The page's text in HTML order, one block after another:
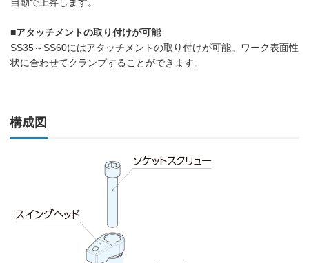
■アタッチメントの取り付けが可能
SS35～SS60にはアタッチメントの取り付けが可能。ワーク表面性
状に合わせてクランプすることができます。
構成図